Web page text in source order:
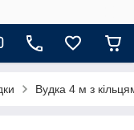
Вудка 4 м з